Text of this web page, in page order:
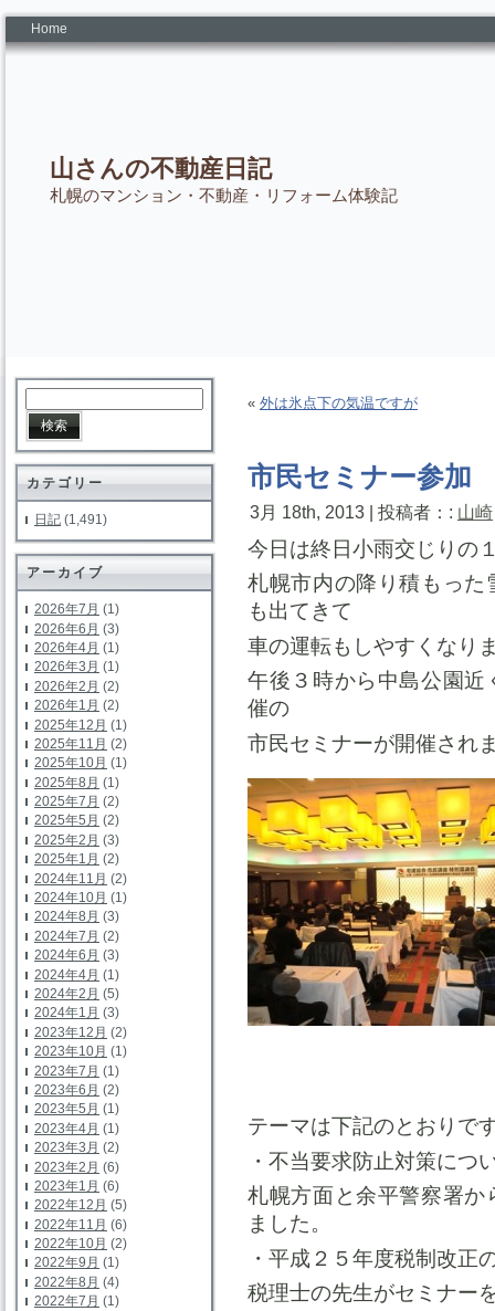
Home
山さんの不動産日記
札幌のマンション・不動産・リフォーム体験記
カテゴリー
日記 (1,491)
アーカイブ
2026年7月 (1)
2026年6月 (3)
2026年4月 (1)
2026年3月 (1)
2026年2月 (2)
2026年1月 (2)
2025年12月 (1)
2025年11月 (2)
2025年10月 (1)
2025年8月 (1)
2025年7月 (2)
2025年5月 (2)
2025年2月 (3)
2025年1月 (2)
2024年11月 (2)
2024年10月 (1)
2024年8月 (3)
2024年7月 (2)
2024年6月 (3)
2024年4月 (1)
2024年2月 (5)
2024年1月 (3)
2023年12月 (2)
2023年10月 (1)
2023年7月 (1)
2023年6月 (2)
2023年5月 (1)
2023年4月 (1)
2023年3月 (2)
2023年2月 (6)
2023年1月 (6)
2022年12月 (5)
2022年11月 (6)
2022年10月 (2)
2022年9月 (1)
2022年8月 (4)
2022年7月 (1)
« 外は氷点下の気温ですが
市民セミナー参加
3月 18th, 2013 | 投稿者：: 山崎
今日は終日小雨交じりの
札幌市内の降り積もっ
も出てきて
車の運転もしやすくなり
午後３時から中島公園
催の
市民セミナーが開催され
テーマは下記のとおりで
・不当要求防止対策につ
札幌方面と余平警察署
ました。
・平成２５年度税制改正
税理士の先生がセミナー